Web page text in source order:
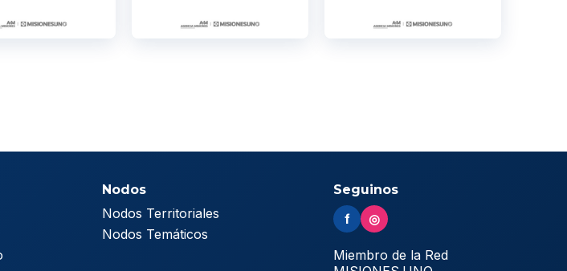
Nodos
Nodos Territoriales
Nodos Temáticos
Seguinos
f ◎
Miembro de la Red